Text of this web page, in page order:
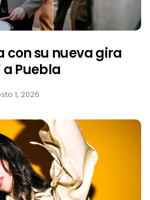
su nueva gira
a Puebla
1, 2026